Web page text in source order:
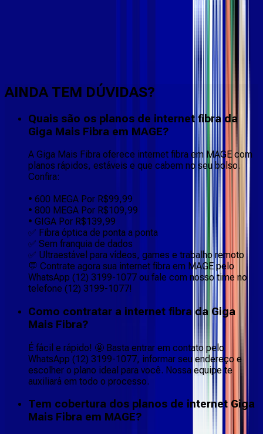
AINDA TEM DÚVIDAS?
Quais são os planos de internet fibra da
Giga Mais Fibra em MAGE?
A Giga Mais Fibra oferece internet fibra em MAGE com
planos rápidos, estáveis e que cabem no seu bolso.
Confira:
• 600 MEGA Por R$99,99
• 800 MEGA Por R$109,99
• GIGA Por R$139,99
✅ Fibra óptica de ponta a ponta
✅ Sem franquia de dados
✅ Ultraestável para vídeos, games e trabalho remoto
💬 Contrate agora sua internet fibra em MAGE pelo
WhatsApp (12) 3199-1077 ou fale com nosso time no
telefone (12) 3199-1077!
Como contratar a internet fibra da Giga
Mais Fibra?
É fácil e rápido! 🤩 Basta entrar em contato pelo
WhatsApp (12) 3199-1077, informar seu endereço e
escolher o plano ideal para você. Nossa equipe te
auxiliará em todo o processo.
Tem cobertura dos planos de internet Giga
Mais Fibra em MAGE?